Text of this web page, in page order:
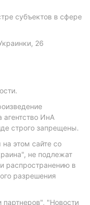
субъектов в сфере
26
ИнА
строго запрещены.
этом сайте со
не подлежат
распространению в
разрешения
"Новости